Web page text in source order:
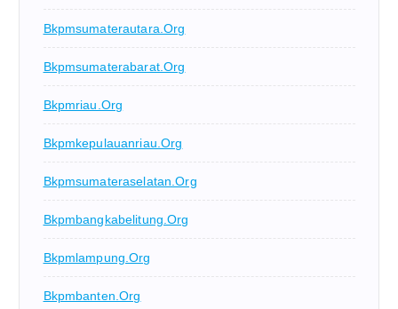
Bkpmsumaterautara.org
Bkpmsumaterabarat.org
Bkpmriau.org
Bkpmkepulauanriau.org
Bkpmsumateraselatan.org
Bkpmbangkabelitung.org
Bkpmlampung.org
Bkpmbanten.org